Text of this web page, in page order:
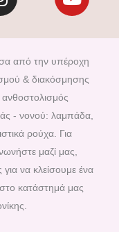
r
o
t
u
b
από την υπέροχη
& διακόσμησης
- νονού: λαμπάδα,
ρούχα. Για
μαζί μας,
να κλείσουμε ένα
κατάστημά μας